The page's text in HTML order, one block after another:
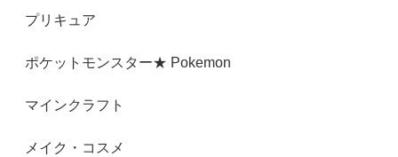
プリキュア
ポケットモンスター★ Pokemon
マインクラフト
メイク・コスメ